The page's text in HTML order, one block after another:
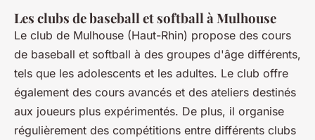
Les clubs de baseball et softball à Mulhouse
Le club de Mulhouse (Haut-Rhin) propose des cours
de baseball et softball à des groupes d'âge différents,
tels que les adolescents et les adultes. Le club offre
également des cours avancés et des ateliers destinés
aux joueurs plus expérimentés. De plus, il organise
régulièrement des compétitions entre différents clubs